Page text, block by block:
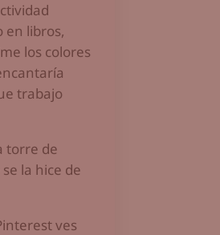
en libros,
los colores
trabajo
torre de
la hice de
ves